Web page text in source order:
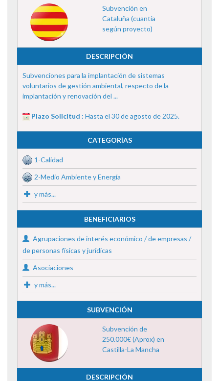
Subvención en
Cataluña (cuantía
según proyecto)
DESCRIPCIÓN
Subvenciones para la implantación de sistemas
voluntarios de gestión ambiental, respecto de la
implantación y renovación del ...
Plazo Solicitud : Hasta el 30 de agosto de 2025.
CATEGORÍAS
1-Calidad
2-Medio Ambiente y Energía
y más...
BENEFICIARIOS
Agrupaciones de interés económico / de empresas /
de personas físicas y jurídicas
Asociaciones
y más...
SUBVENCIÓN
Subvención de
250.000€ (Aprox) en
Castilla-La Mancha
DESCRIPCIÓN